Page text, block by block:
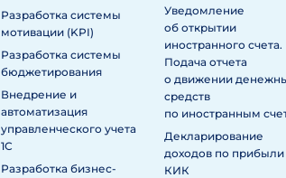
Разработка системы
мотивации (KPI)
Разработка системы
бюджетирования
Внедрение и
автоматизация
управленческого учета
1С
Разработка бизнес-
Уведомление
об открытии
иностранного счета.
Подача отчета
о движении
средств
по иностранным
Декларирование
доходов по прибыли
КИК